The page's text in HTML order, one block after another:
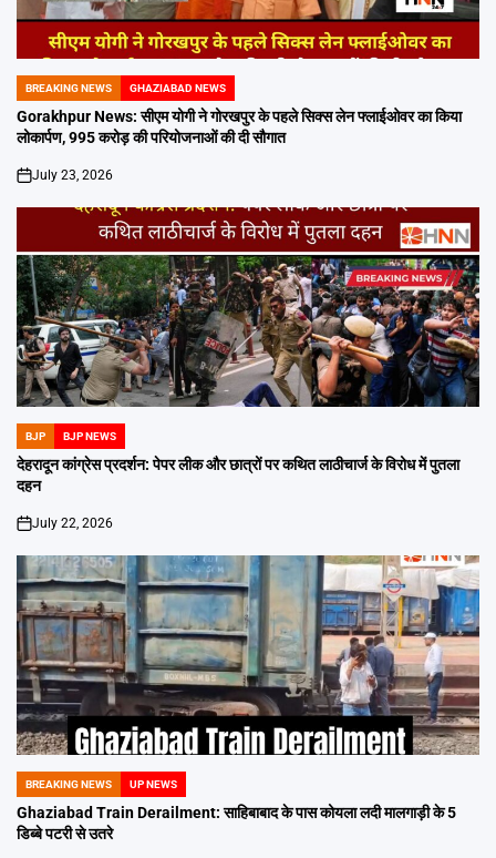
POSTED
IN
BREAKING NEWS GHAZIABAD NEWS
Gorakhpur News: सीएम योगी ने गोरखपुर के पहले सिक्स लेन फ्लाईओवर का किया
लोकार्पण, 995 करोड़ की परियोजनाओं की दी सौगात
on
July 23, 2026
POSTED
IN
BJP BJP NEWS
देहरादून कांग्रेस प्रदर्शन: पेपर लीक और छात्रों पर कथित लाठीचार्ज के विरोध में पुतला
दहन
on
July 22, 2026
POSTED
IN
BREAKING NEWS UP NEWS
Ghaziabad Train Derailment: साहिबाबाद के पास कोयला लदी मालगाड़ी के 5
डिब्बे पटरी से उतरे